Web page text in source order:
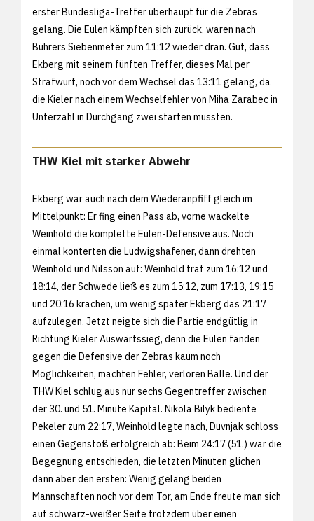
erster Bundesliga-Treffer überhaupt für die Zebras
gelang. Die Eulen kämpften sich zurück, waren nach
Bührers Siebenmeter zum 11:12 wieder dran. Gut, dass
Ekberg mit seinem fünften Treffer, dieses Mal per
Strafwurf, noch vor dem Wechsel das 13:11 gelang, da
die Kieler nach einem Wechselfehler von Miha Zarabec in
Unterzahl in Durchgang zwei starten mussten.
THW Kiel mit starker Abwehr
Ekberg war auch nach dem Wiederanpfiff gleich im
Mittelpunkt: Er fing einen Pass ab, vorne wackelte
Weinhold die komplette Eulen-Defensive aus. Noch
einmal konterten die Ludwigshafener, dann drehten
Weinhold und Nilsson auf: Weinhold traf zum 16:12 und
18:14, der Schwede ließ es zum 15:12, zum 17:13, 19:15
und 20:16 krachen, um wenig später Ekberg das 21:17
aufzulegen. Jetzt neigte sich die Partie endgütlig in
Richtung Kieler Auswärtssieg, denn die Eulen fanden
gegen die Defensive der Zebras kaum noch
Möglichkeiten, machten Fehler, verloren Bälle. Und der
THW Kiel schlug aus nur sechs Gegentreffer zwischen
der 30. und 51. Minute Kapital. Nikola Bilyk bediente
Pekeler zum 22:17, Weinhold legte nach, Duvnjak schloss
einen Gegenstoß erfolgreich ab: Beim 24:17 (51.) war die
Begegnung entschieden, die letzten Minuten glichen
dann aber den ersten: Wenig gelang beiden
Mannschaften noch vor dem Tor, am Ende freute man sich
auf schwarz-weißer Seite trotzdem über einen